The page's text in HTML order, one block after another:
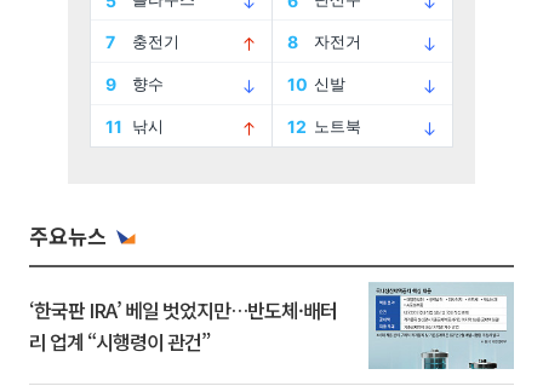
주요뉴스
‘한국판 IRA’ 베일 벗었지만…반도체·배터
리 업계 “시행령이 관건”